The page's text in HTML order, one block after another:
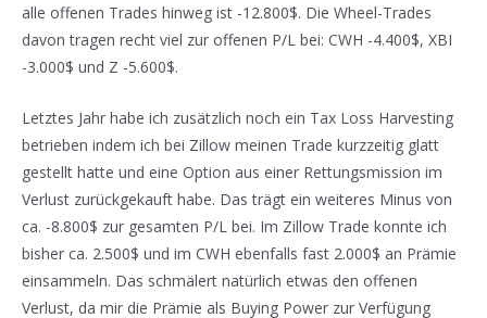
alle offenen Trades hinweg ist -12.800$. Die Wheel-Trades
davon tragen recht viel zur offenen P/L bei: CWH -4.400$, XBI
-3.000$ und Z -5.600$.
Letztes Jahr habe ich zusätzlich noch ein Tax Loss Harvesting
betrieben indem ich bei Zillow meinen Trade kurzzeitig glatt
gestellt hatte und eine Option aus einer Rettungsmission im
Verlust zurückgekauft habe. Das trägt ein weiteres Minus von
ca. -8.800$ zur gesamten P/L bei. Im Zillow Trade konnte ich
bisher ca. 2.500$ und im CWH ebenfalls fast 2.000$ an Prämie
einsammeln. Das schmälert natürlich etwas den offenen
Verlust, da mir die Prämie als Buying Power zur Verfügung